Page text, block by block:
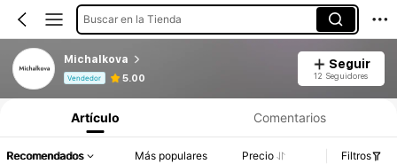
Buscar en la Tienda
Michalkova
Vendedor 5.00
Seguir
12 Seguidores
Artículo Comentarios
Recomendados Más populares Precio Filtros